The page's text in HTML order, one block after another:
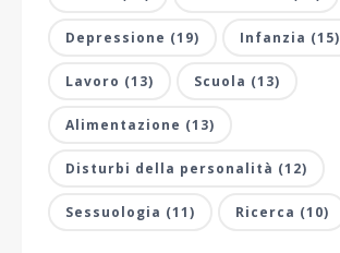
Depressione (19) Infanzia (15)
Lavoro (13) Scuola (13)
Alimentazione (13)
Disturbi della personalità (12)
Sessuologia (11) Ricerca (10)